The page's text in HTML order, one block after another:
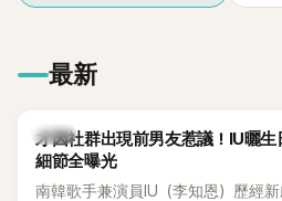
最新
韓星
才因社群出現前男友惹議！IU曬
細節全曝光
南韓歌手兼演員IU（李知恩）歷經